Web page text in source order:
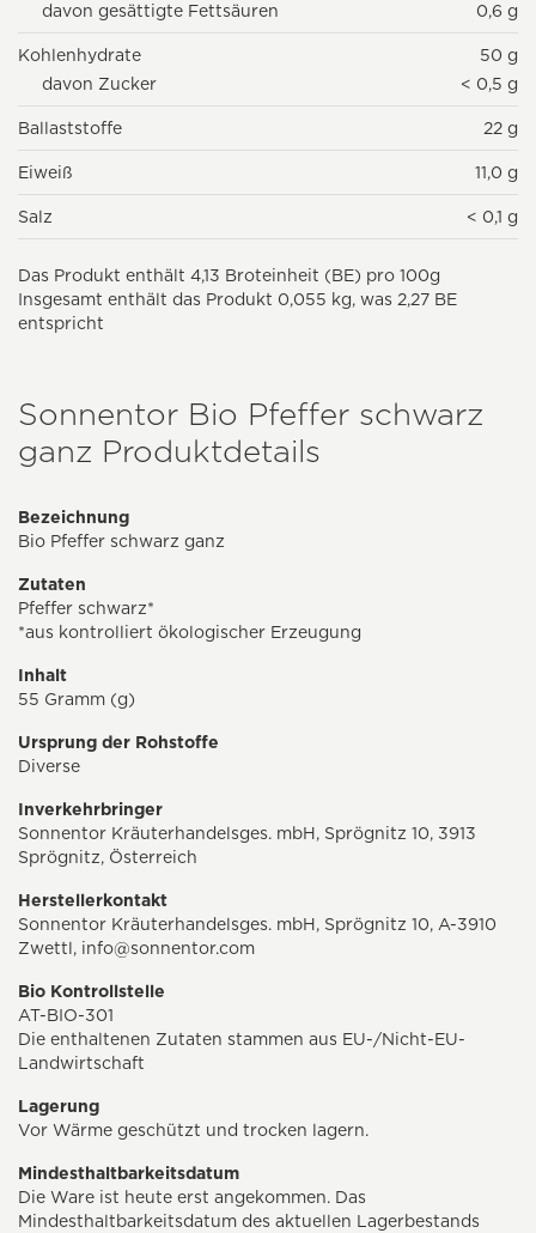
davon gesättigte Fettsäuren
0,6 g
Kohlenhydrate
50 g
davon Zucker
< 0,5 g
Ballaststoffe 22 g
Eiweiß 11,0 g
Salz < 0,1 g
Das Produkt enthält 4,13 Broteinheit (BE) pro 100g
Insgesamt enthält das Produkt 0,055 kg, was 2,27 BE
entspricht
Sonnentor Bio Pfeffer schwarz
ganz Produktdetails
Bezeichnung
Bio Pfeffer schwarz ganz
Zutaten
Pfeffer schwarz*
*aus kontrolliert ökologischer Erzeugung
Inhalt
55 Gramm (g)
Ursprung der Rohstoffe
Diverse
Inverkehrbringer
Sonnentor Kräuterhandelsges. mbH, Sprögnitz 10, 3913
Sprögnitz, Österreich
Herstellerkontakt
Sonnentor Kräuterhandelsges. mbH, Sprögnitz 10, A-3910
Zwettl, info@sonnentor.com
Bio Kontrollstelle
AT-BIO-301
Die enthaltenen Zutaten stammen aus EU-/Nicht-EU-
Landwirtschaft
Lagerung
Vor Wärme geschützt und trocken lagern.
Mindesthaltbarkeitsdatum
Die Ware ist heute erst angekommen. Das
Mindesthaltbarkeitsdatum des aktuellen Lagerbestands